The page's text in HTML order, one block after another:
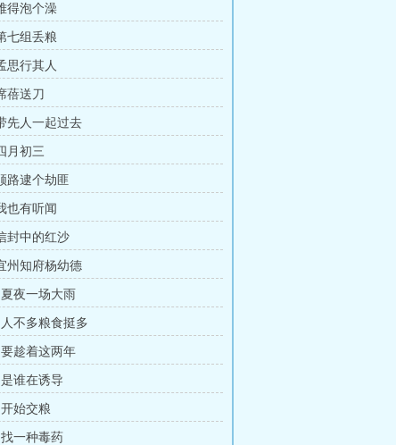
得泡个澡
七组丢粮
思行其人
蓓送刀
先人一起过去
月初三
路逮个劫匪
也有听闻
封中的红沙
州知府杨幼德
夜一场大雨
不多粮食挺多
趁着这两年
谁在诱导
始交粮
一种毒药